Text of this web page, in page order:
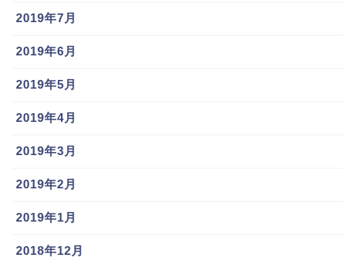
2019年7月
2019年6月
2019年5月
2019年4月
2019年3月
2019年2月
2019年1月
2018年12月